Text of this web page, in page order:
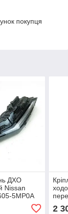
покупця
ДХО
Nissan
5MP0A
2